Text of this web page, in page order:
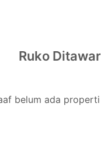
Ruko
belum ada